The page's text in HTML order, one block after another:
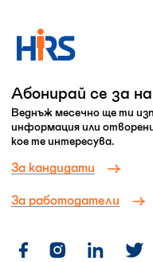
Абонирай се за
Веднъж месечно ще ти
информация или
кое те интересува.
За кандидати
За работодатели